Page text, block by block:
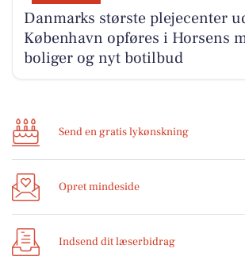
Danmarks største plejecenter
København opføres i Horsens
boliger og nyt botilbud
Send en gratis lykønskning
Opret mindeside
Indsend dit læserbidrag